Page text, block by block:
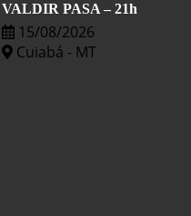
VALDIR PASA – 21h
15/08/2026
Cuiabá - MT